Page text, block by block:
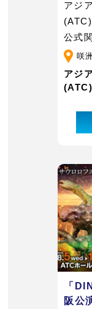
アジ
公式
さい。
咲
アジ
(ATC)
「
阪公